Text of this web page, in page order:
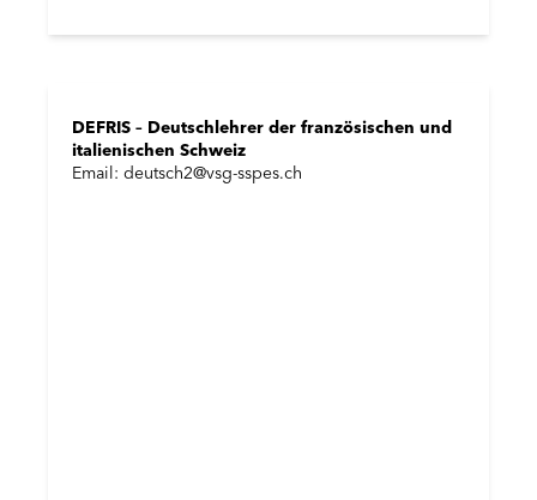
DEFRIS – Deutschlehrer der französischen und
italienischen Schweiz
Email: deutsch2@vsg-sspes.ch